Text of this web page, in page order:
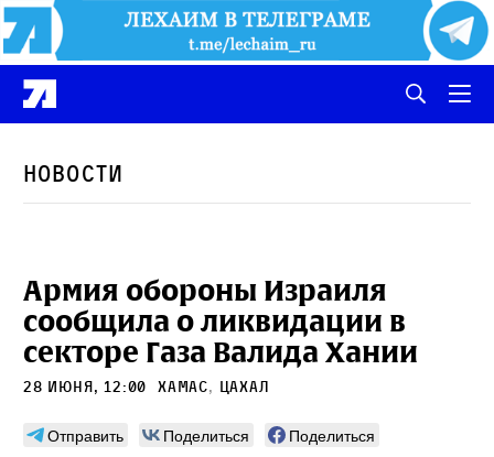
Новости
Армия обороны Израиля
сообщила о ликвидации в
секторе Газа Валидa Хании
28 июня, 12:00 ХАМАС, ЦАХАЛ
Отправить Поделиться
Поделиться